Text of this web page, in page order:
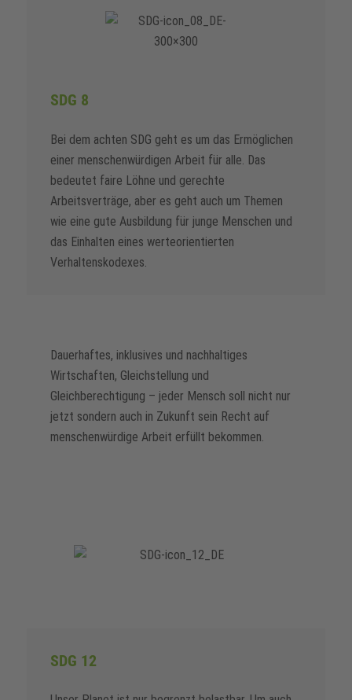
SDG 8
Bei dem achten SDG geht es um das Ermöglichen
einer menschenwürdigen Arbeit für alle. Das
bedeutet faire Löhne und gerechte
Arbeitsverträge, aber es geht auch um Themen
wie eine gute Ausbildung für junge Menschen und
das Einhalten eines werteorientierten
Verhaltenskodexes.
Dauerhaftes, inklusives und nachhaltiges
Wirtschaften, Gleichstellung und
Gleichberechtigung – jeder Mensch soll nicht nur
jetzt sondern auch in Zukunft sein Recht auf
menschenwürdige Arbeit erfüllt bekommen.
SDG 12